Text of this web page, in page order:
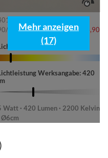
· 6cm-2200K
220/420lm ·Vorrätig 14,90
2200 K
Werksangabe: 420
Watt · 420 Lumen · 2200 Kelvin
Ø6cm
Mehr anzeigen
(17)